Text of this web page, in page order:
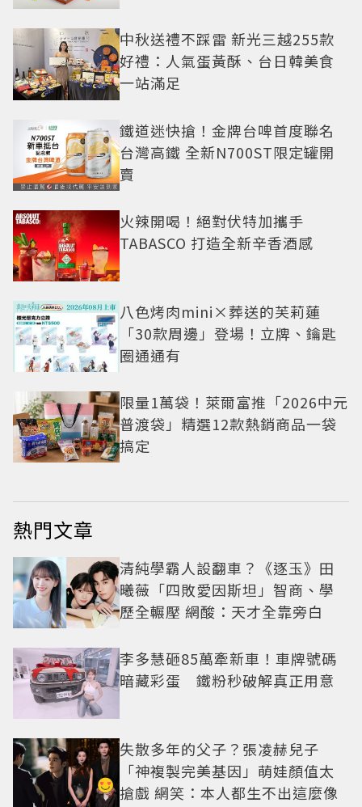
中秋送禮不踩雷 新光三越255款
好禮：人氣蛋黃酥、台日韓美食
一站滿足
鐵道迷快搶！金牌台啤首度聯名
台灣高鐵 全新N700ST限定罐開
賣
火辣開喝！絕對伏特加攜手
TABASCO 打造全新辛香酒感
八色烤肉mini×葬送的芙莉蓮
「30款周邊」登場！立牌、鑰匙
圈通通有
限量1萬袋！萊爾富推「2026中元
普渡袋」精選12款熱銷商品一袋
搞定
熱門文章
清純學霸人設翻車？《逐玉》田
曦薇「四敗愛因斯坦」智商、學
歷全輾壓 網酸：天才全靠旁白
李多慧砸85萬牽新車！車牌號碼
暗藏彩蛋 鐵粉秒破解真正用意
失散多年的父子？張凌赫兒子
「神複製完美基因」萌娃顏值太
搶戲 網笑：本人都生不出這麼像